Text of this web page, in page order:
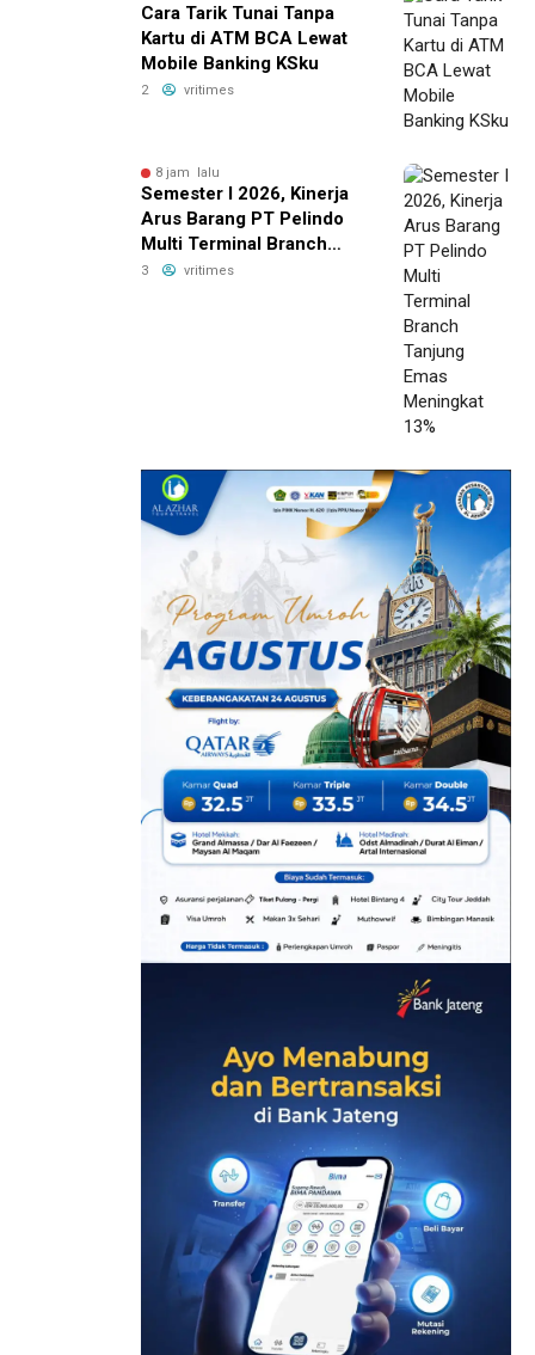
Cara Tarik Tunai Tanpa
Kartu di ATM BCA Lewat
Mobile Banking KSku
2 vritimes
8 jam lalu
Semester I 2026, Kinerja
Arus Barang PT Pelindo
Multi Terminal Branch
Tanjung Emas Meningkat
3 vritimes